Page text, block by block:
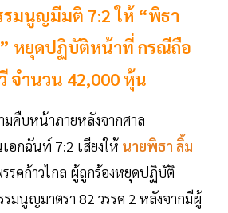
รมนูญมีมติ 7:2 ให้ “พิธา
หยุดปฏิบัติหน้าที่ กรณีถือ
จำนวน 42,000 หุ้น
มคืบหน้าภายหลังจากศาล
อกฉันท์ 7:2 เสียงให้ นายพิธา ลิ้ม
รคก้าวไกล ผู้ถูกร้องหยุดปฏิบัติ
มนูญมาตรา 82 วรรค 2 หลังจากมีผู้